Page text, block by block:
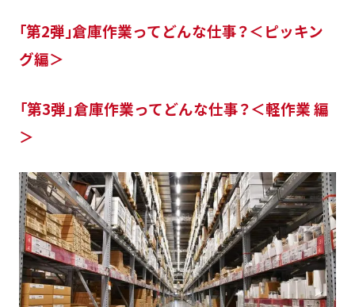
｢第2弾｣倉庫作業ってどんな仕事？＜ピッキン
グ編＞
「第3弾」倉庫作業ってどんな仕事？＜軽作業 編
＞